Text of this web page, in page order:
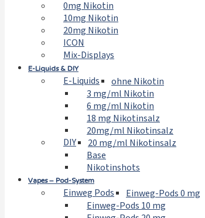
0mg Nikotin
10mg Nikotin
20mg Nikotin
ICON
Mix-Displays
E-Liquids & DIY
E-Liquids
ohne Nikotin
3 mg/ml Nikotin
6 mg/ml Nikotin
18 mg Nikotinsalz
20mg/ml Nikotinsalz
DIY
20 mg/ml Nikotinsalz
Base
Nikotinshots
Vapes – Pod-System
Einweg Pods
Einweg-Pods 0 mg
Einweg-Pods 10 mg